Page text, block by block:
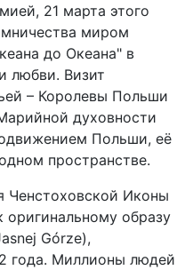
21 марта этого
миром
до Океана" в
любви. Визит
– Королевы Польши
духовности
Польши, её
пространстве.
Ченстоховской Иконы
образу
Górze),
года. Миллионы людей